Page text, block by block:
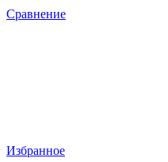
Сравнение
Избранное